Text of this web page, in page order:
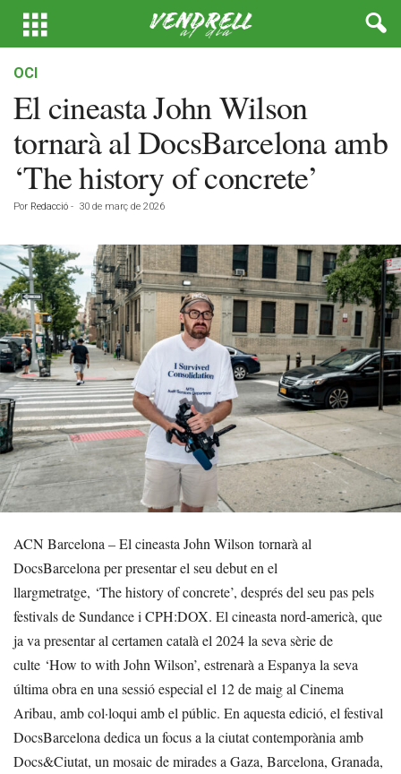
OCI
El cineasta John Wilson
tornarà al DocsBarcelona amb
‘The history of concrete’
Por Redacció - 30 de març de 2026
ACN Barcelona – El cineasta John Wilson tornarà al
DocsBarcelona per presentar el seu debut en el
llargmetratge, ‘The history of concrete’, després del seu pas pels
festivals de Sundance i CPH:DOX. El cineasta nord-americà, que
ja va presentar al certamen català el 2024 la seva sèrie de
culte ‘How to with John Wilson’, estrenarà a Espanya la seva
última obra en una sessió especial el 12 de maig al Cinema
Aribau, amb col·loqui amb el públic. En aquesta edició, el festival
DocsBarcelona dedica un focus a la ciutat contemporània amb
Docs&Ciutat, un mosaic de mirades a Gaza, Barcelona, Granada,